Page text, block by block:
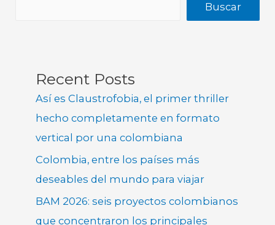
Buscar
Recent Posts
Así es Claustrofobia, el primer thriller
hecho completamente en formato
vertical por una colombiana
Colombia, entre los países más
deseables del mundo para viajar
BAM 2026: seis proyectos colombianos
que concentraron los principales